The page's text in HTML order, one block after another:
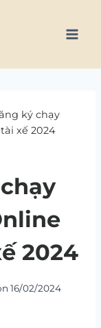
ký chạy
xế 2024
2024
16/02/2024